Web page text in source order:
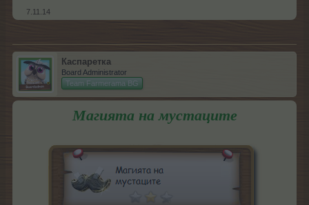
7.11.14
Каспаретка
Board Administrator
Team Farmerama BG
Магията на мустаците